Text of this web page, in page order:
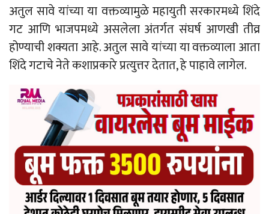
अतुल सावे यांच्या या वक्तव्यामुळे महायुती सरकारमध्ये शिंदे
गट आणि भाजपमध्ये असलेला अंतर्गत संघर्ष आणखी तीव्र
होण्याची शक्यता आहे. अतुल सावे यांच्या या वक्तव्याला आता
शिंदे गटाचे नेते कशाप्रकारे प्रत्युत्तर देतात, हे पाहावे लागेल.